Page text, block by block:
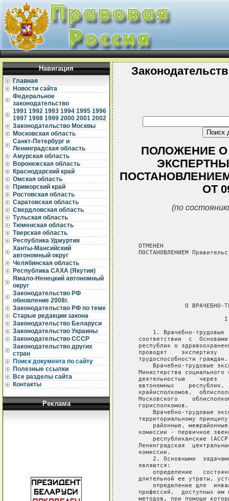
Навигация
Главная
Новости сайта
Федеральное
законодательство
1991 1992 1993 1994 1995 1996
1997 1998 1999 2000 2001 2002
Законодательство Москвы
Московская область
Санкт-Петербург и
Ленинградская область
Амурская область
Воронежская область
Краснодарский край
Омская область
Приморский край
Ростовская область
Саратовская область
Свердловская область
Тульская область
Тюменская область
Тверская область
Республика Удмуртия
Ханты-Мансийский
автономный округ
Челябинская область
Республика САХА (Якутия)
Ямало-Ненецкий автономный
округ
Законодательство РФ
обновление 2008г.
Законодательство РФ по теме
Старые редакции закона
Законодательство Беларуси
Законодательство Украины
Законодательство СССР
Законодательство других
стран
Поиск документа по сайту
Полезные ссылки
Все разделы сайта
Контакты
Реклама
ПОЛОЖЕНИЕ
ОТ
(по